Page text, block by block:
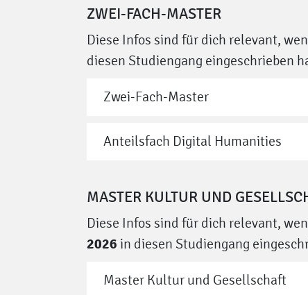
ZWEI-FACH-MASTER
Diese Infos sind für dich relevant,
diesen Studiengang eingeschrieben
Zwei-Fach-Master
Anteilsfach Digital Humanities
MASTER KULTUR UND
Diese Infos sind für dich relevant,
2026 in diesen Studiengang
Master Kultur und Gesellschaft